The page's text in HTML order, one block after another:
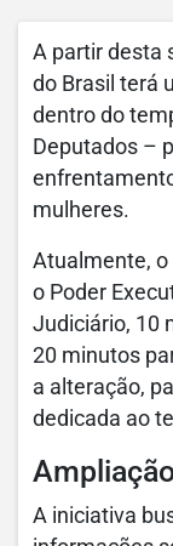
A partir desta
do Brasil terá
dentro do
Deputados –
mulheres.
Atualmente,
o Poder
Judiciário, 10
20 minutos
a alteração,
dedicada ao
A iniciativa